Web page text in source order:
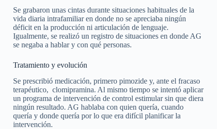
Se grabaron unas cintas durante situaciones habituales de la
vida diaria intrafamiliar en donde no se apreciaba ningún
déficit en la producción ni articulación de lenguaje.
Igualmente, se realizó un registro de situaciones en donde AG
se negaba a hablar y con qué personas.
Tratamiento y evolución
Se prescribió medicación, primero pimozide y, ante el fracaso
terapéutico, clomipramina. Al mismo tiempo se intentó aplicar
un programa de intervención de control estimular sin que diera
ningún resultado. AG hablaba con quien quería, cuando
quería y donde quería por lo que era difícil planificar la
intervención.